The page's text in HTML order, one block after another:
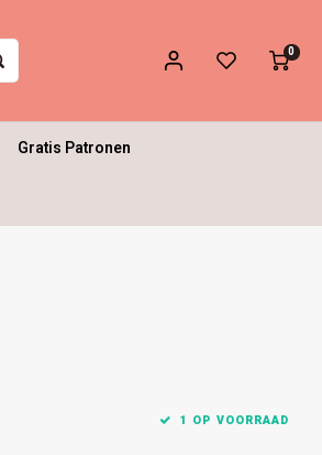
0
Gratis Patronen
1 OP VOORRAAD